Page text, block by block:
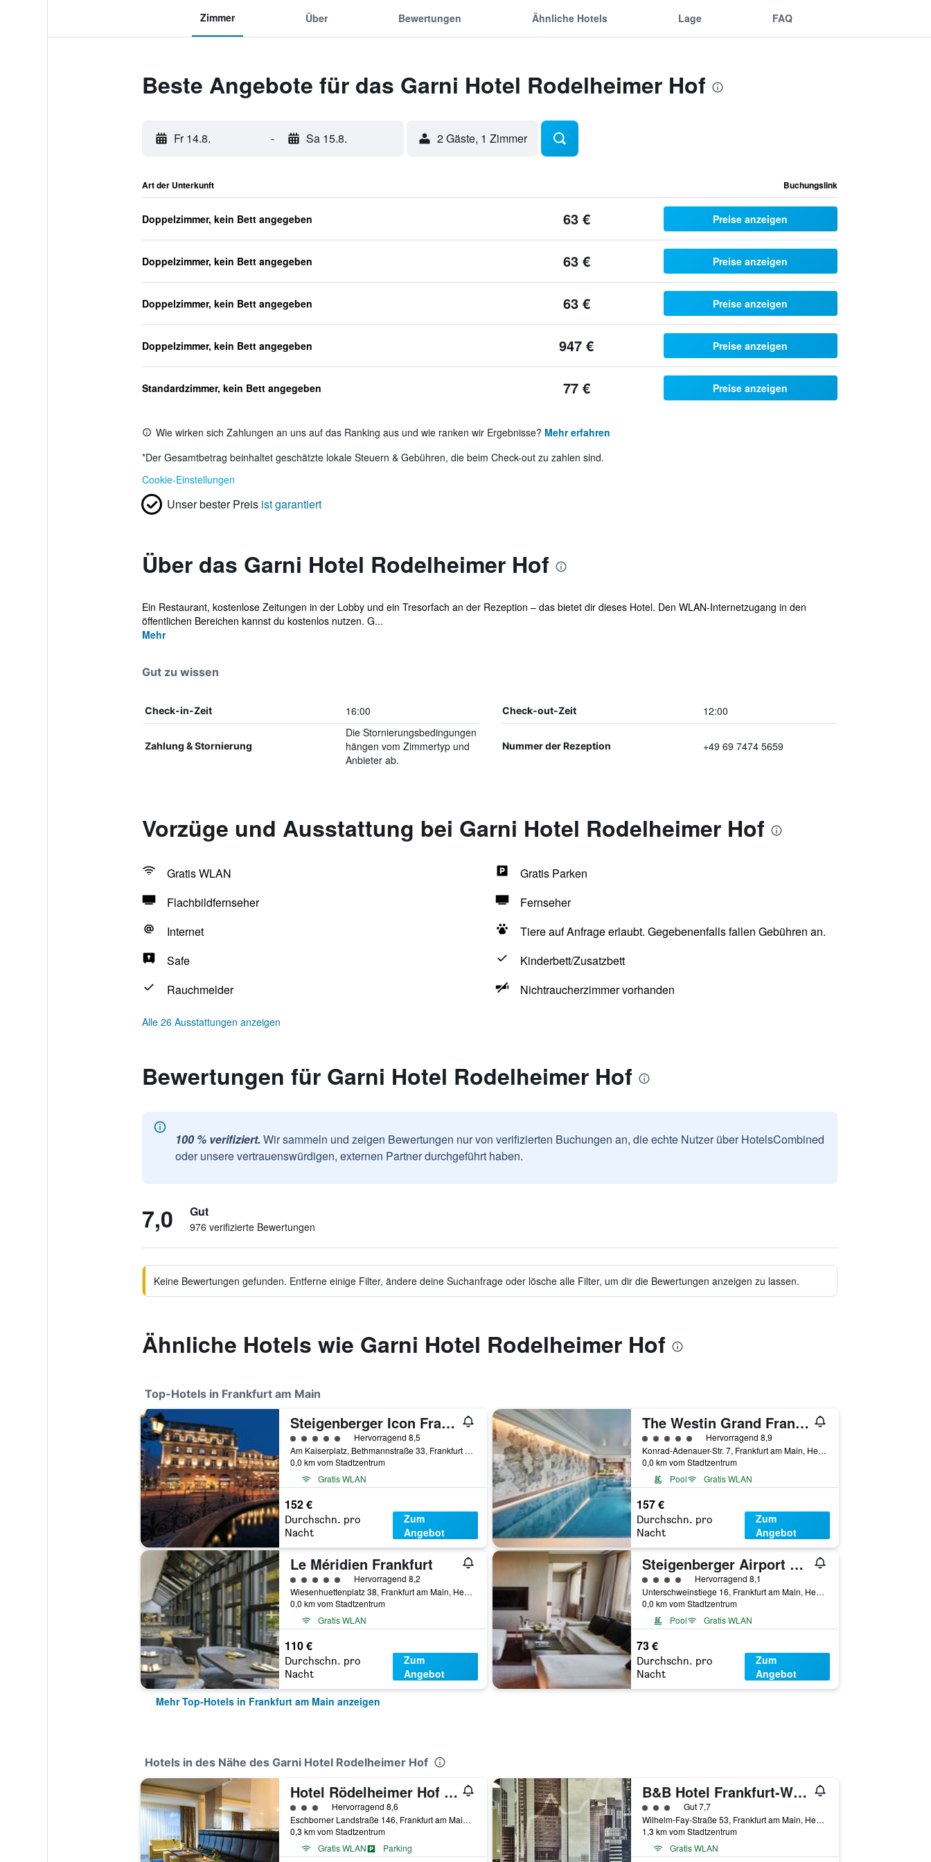
Zimmer Über Bewertungen Ähnliche Hotels Lage FAQ
Beste Angebote für das Garni Hotel Rodelheimer Hof
Fr 14.8. - Sa 15.8. 2 Gäste, 1 Zimmer
Art der Unterkunft Buchungslink
Doppelzimmer, kein Bett angegeben 63 € Preise anzeigen
Doppelzimmer, kein Bett angegeben 63 € Preise anzeigen
Doppelzimmer, kein Bett angegeben 63 € Preise anzeigen
Doppelzimmer, kein Bett angegeben 947 € Preise anzeigen
Standardzimmer, kein Bett angegeben 77 € Preise anzeigen
Wie wirken sich Zahlungen an uns auf das Ranking aus und wie ranken wir Ergebnisse? Mehr erfahren
*Der Gesamtbetrag beinhaltet geschätzte lokale Steuern & Gebühren, die beim Check-out zu zahlen sind.
Cookie-Einstellungen
Unser bester Preis ist garantiert
Über das Garni Hotel Rodelheimer Hof
Ein Restaurant, kostenlose Zeitungen in der Lobby und ein Tresorfach an der Rezeption – das bietet dir dieses Hotel. Den WLAN-Internetzugang in den
öffentlichen Bereichen kannst du kostenlos nutzen. G...
Mehr
Gut zu wissen
Check-in-Zeit 16:00 Check-out-Zeit 12:00
Zahlung & Stornierung
Die Stornierungsbedingungen
hängen vom Zimmertyp und
Anbieter ab.
Nummer der Rezeption +49 69 7474 5659
Vorzüge und Ausstattung bei Garni Hotel Rodelheimer Hof
Gratis WLAN
Gratis Parken
Flachbildfernseher
Fernseher
Internet
Tiere auf Anfrage erlaubt. Gegebenenfalls fallen Gebühren an.
Safe
Kinderbett/Zusatzbett
Rauchmelder
Nichtraucherzimmer vorhanden
Alle 26 Ausstattungen anzeigen
Bewertungen für Garni Hotel Rodelheimer Hof
100 % verifiziert. Wir sammeln und zeigen Bewertungen nur von verifizierten Buchungen an, die echte Nutzer über HotelsCombined
oder unsere vertrauenswürdigen, externen Partner durchgeführt haben.
7,0 Gut
976 verifizierte Bewertungen
Keine Bewertungen gefunden. Entferne einige Filter, ändere deine Suchanfrage oder lösche alle Filter, um dir die Bewertungen anzeigen zu lassen.
Ähnliche Hotels wie Garni Hotel Rodelheimer Hof
Top-Hotels in Frankfurt am Main
Steigenberger Icon Frankfurter Hof
Bewertungskategorie 5
Hervorragend 8,5
Am Kaiserplatz, Bethmannstraße 33, Frankfurt am Main, Hessen, Deutschland
0,0 km vom Stadtzentrum
Gratis WLAN
152 €
Durchschn. pro
Nacht
Zum
Angebot
The Westin Grand Frankfurt
Bewertungskategorie 5
Hervorragend 8,9
Konrad-Adenauer-Str. 7, Frankfurt am Main, Hessen, Deutschland
0,0 km vom Stadtzentrum
Pool
Gratis WLAN
157 €
Durchschn. pro
Nacht
Zum
Angebot
Le Méridien Frankfurt
Bewertungskategorie 5
Hervorragend 8,2
Wiesenhuettenplatz 38, Frankfurt am Main, Hessen, Deutschland
0,0 km vom Stadtzentrum
Gratis WLAN
110 €
Durchschn. pro
Nacht
Zum
Angebot
Steigenberger Airport Hotel
Bewertungskategorie 4
Hervorragend 8,1
Unterschweinstiege 16, Frankfurt am Main, Hessen, Deutschland
0,0 km vom Stadtzentrum
Pool
Gratis WLAN
73 €
Durchschn. pro
Nacht
Zum
Angebot
Mehr Top-Hotels in Frankfurt am Main anzeigen
Hotels in des Nähe des Garni Hotel Rodelheimer Hof
Hotel Rödelheimer Hof - Am Wasserturm
Bewertungskategorie 3
Hervorragend 8,6
Eschborner Landstraße 146, Frankfurt am Main, Hessen, Deutschland
0,3 km vom Stadtzentrum
Gratis WLAN
Parking
B&B Hotel Frankfurt-West
Bewertungskategorie 3
Gut 7,7
Wilhelm-Fay-Straße 53, Frankfurt am Main, Hessen, Deutschland
1,3 km vom Stadtzentrum
Gratis WLAN